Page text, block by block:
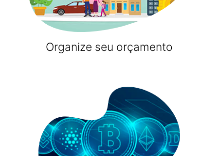
Organize seu orçamento